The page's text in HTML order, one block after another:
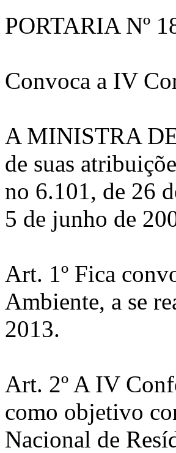
PORTARIA Nº
Convoca a IV
A MINISTRA
de suas
no 6.101, de 26
5 de junho de
Art. 1º Fica
Ambiente, a se
2013.
Art. 2º A IV
como objetivo
Nacional de